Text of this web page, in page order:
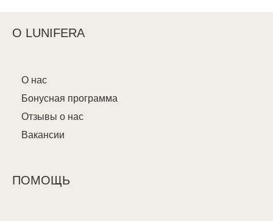
О LUNIFERA
О нас
Бонусная программа
Отзывы о нас
Вакансии
ПОМОЩЬ